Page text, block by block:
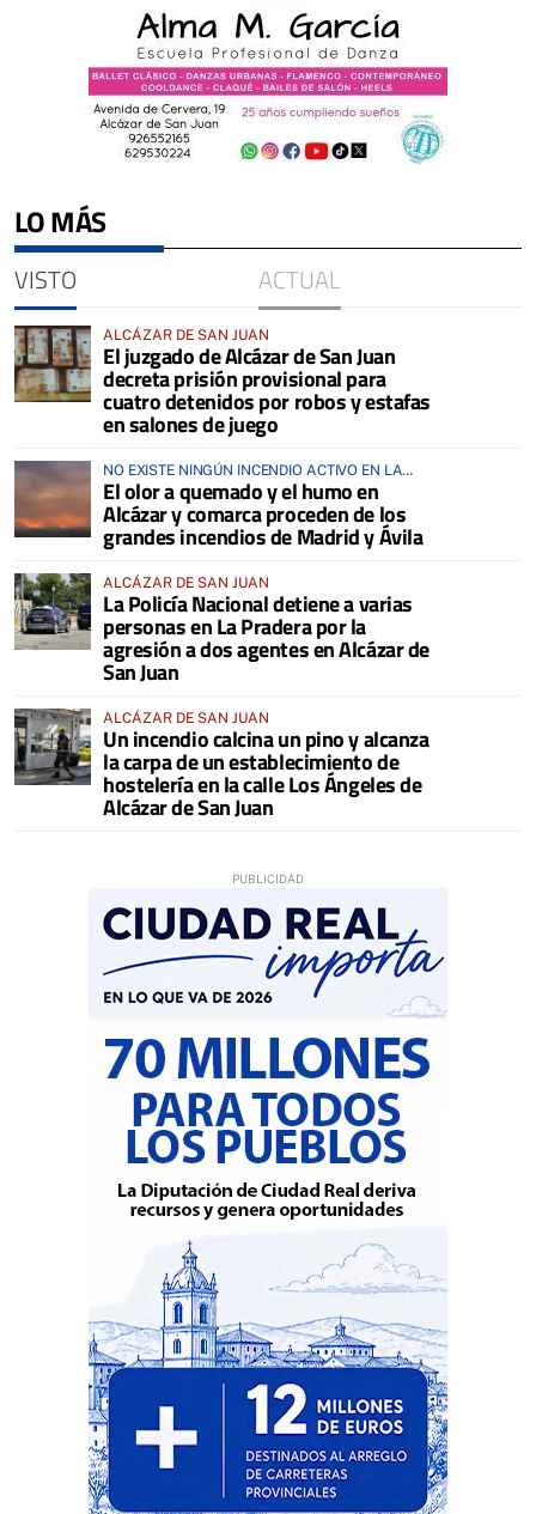
LO MÁS
VISTO ACTUAL
ALCÁZAR DE SAN JUAN
El juzgado de Alcázar de San Juan
decreta prisión provisional para
cuatro detenidos por robos y estafas
en salones de juego
NO EXISTE NINGÚN INCENDIO ACTIVO EN LA
COMARCA
El olor a quemado y el humo en
Alcázar y comarca proceden de los
grandes incendios de Madrid y Ávila
ALCÁZAR DE SAN JUAN
La Policía Nacional detiene a varias
personas en La Pradera por la
agresión a dos agentes en Alcázar de
San Juan
ALCÁZAR DE SAN JUAN
Un incendio calcina un pino y alcanza
la carpa de un establecimiento de
hostelería en la calle Los Ángeles de
Alcázar de San Juan